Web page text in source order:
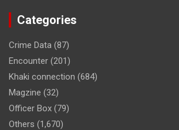
Categories
Crime Data (87)
Encounter (201)
Khaki connection (684)
Magzine (32)
Officer Box (79)
Others (1,670)